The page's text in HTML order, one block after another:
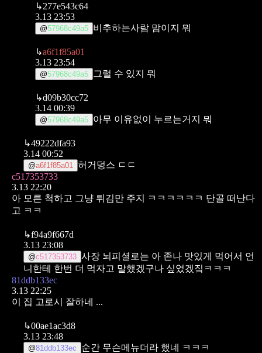
↳277e543c64
3.13 23:53
@57968c49a5 비추하는사람 맘이지 뭐
↳a6f1f85a01
3.13 23:54
@57968c49a5 그럴 수 있지 뭐
↳d09b30cc72
3.14 00:39
@57968c49a5 아무 이유없이 누르는거지 뭐
↳49222dfa93
3.14 00:52
@a6f1f85a01
허거덩스 ㄷㄷ
c517353733
3.13 22:20
아 모른 척하고 그냥 튀김만 주지 ㅋㅋㅋㅋㅋㅋ 단골 떠난다
고 ㅋㅋ
↳f94a9f667d
3.13 23:08
@c517353733 사장 뇌피셜로는 아 존나 맛있게 먹어서 언
니한테 한번 더 먹자고 말했겠구나 싶었겠짘ㅋㅋㅋ
81ddb133ec
3.13 22:25
이 집 고로시 잘하네 ...
↳00ae1ac3d8
3.13 23:48
@81ddb133ec
순간 무슨메뉴더라 했네 ㅋㅋㅋ